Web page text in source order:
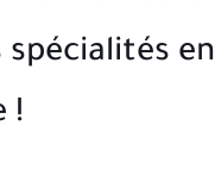
spécialités en
!